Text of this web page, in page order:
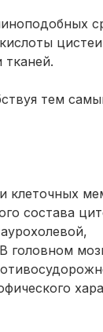
тем
клеточных
состава
головном